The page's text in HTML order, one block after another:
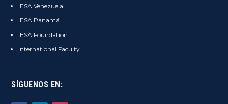
IESA Venezuela
IESA Panamá
IESA Foundation
International Faculty
SÍGUENOS EN: